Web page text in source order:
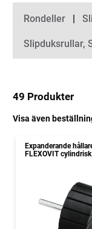
Kategorier
Rondeller
Slipduksrullar,
49 Produkter
Visa även
Expanderande
FLEXOVIT cylindrisk